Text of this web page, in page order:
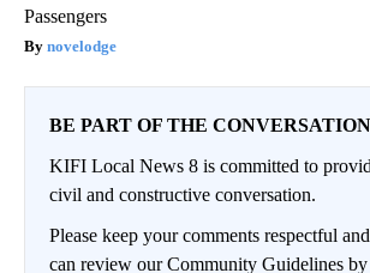
Passengers
novelodge
BE PART OF THE CONVERSATION
KIFI Local News 8 is committed to
civil and constructive conversation.
Please keep your comments respectful
can review our Community Guidelines by